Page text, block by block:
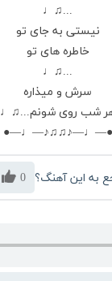
...♫♩
نیستی به جای تو
خاطره های تو
...♫♩
سرش و میذاره
شب روی شونم...♫♩
●—♩—♪♫♫♪—♩—●
به این آهنگ؟ 0